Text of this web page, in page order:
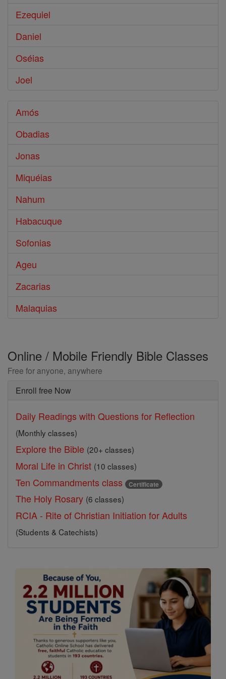
Ezequiel
Daniel
Oséias
Joel
Amós
Obadias
Jonas
Miquéias
Nahum
Habacuque
Sofonias
Ageu
Zacarias
Malaquias
Online / Mobile Friendly Bible Classes
Free for anyone, anywhere
Enroll free Now
Daily Readings with Questions for Reflection
(Monthly classes)
Explore the Bible (20+ classes)
Moral Life in Christ (10 classes)
Ten Commandments class Certificate
The Holy Rosary (6 classes)
RCIA - Rite of Christian Initiation for Adults
(Students & Catechists)